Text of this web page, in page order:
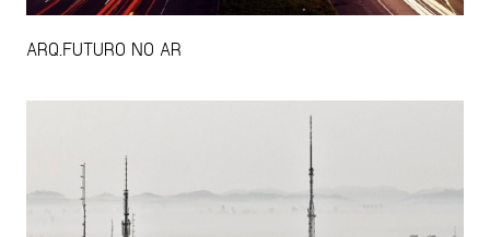
ARQ.FUTURO NO AR